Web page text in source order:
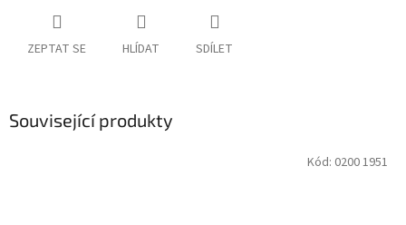
ZEPTAT SE HLÍDAT SDÍLET
Související produkty
Kód: 0200 1951